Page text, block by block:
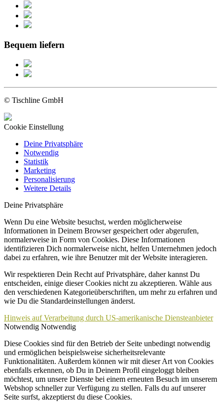
Bequem liefern
© Tischline GmbH
Cookie Einstellung
Deine Privatsphäre
Notwendig
Statistik
Marketing
Personalisierung
Weitere Details
Deine Privatsphäre
Wenn Du eine Website besuchst, werden möglicherweise
Informationen in Deinem Browser gespeichert oder abgerufen,
normalerweise in Form von Cookies. Diese Informationen
identifizieren Dich normalerweise nicht, helfen Unternehmen jedoch
dabei zu erfahren, wie ihre Benutzer mit der Website interagieren.
Wir respektieren Dein Recht auf Privatsphäre, daher kannst Du
entscheiden, einige dieser Cookies nicht zu akzeptieren. Wähle aus
den verschiedenen Kategorieüberschriften, um mehr zu erfahren und
wie Du die Standardeinstellungen änderst.
Hinweis auf Verarbeitung durch US-amerikanische Diensteanbieter
Notwendig Notwendig
Diese Cookies sind für den Betrieb der Seite unbedingt notwendig
und ermöglichen beispielsweise sicherheitsrelevante
Funktionalitäten. Außerdem können wir mit dieser Art von Cookies
ebenfalls erkennen, ob Du in Deinem Profil eingeloggt bleiben
möchtest, um unsere Dienste bei einem erneuten Besuch im unserem
Webshop schneller zur Verfügung zu stellen. Falls du auf unserer
Seite surfst, akzeptierst du diese Cookies.